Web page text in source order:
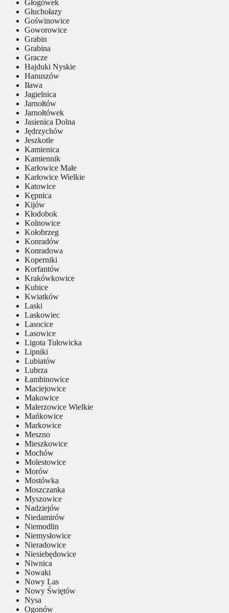
Głogówek
Głuchołazy
Goświnowice
Goworowice
Grabin
Grabina
Gracze
Hajduki Nyskie
Hanuszów
Iława
Jagielnica
Jarnołtów
Jarnołtówek
Jasienica Dolna
Jędrzychów
Jeszkotle
Kamienica
Kamiennik
Karłowice Małe
Karłowice Wielkie
Katowice
Kępnica
Kijów
Kłodobok
Kolnowice
Kołobrzeg
Konradów
Konradowa
Koperniki
Korfantów
Krakówkowice
Kubice
Kwiatków
Laski
Laskowiec
Lasocice
Lasowice
Ligota Tułowicka
Lipniki
Lubiatów
Lubrza
Łambinowice
Maciejowice
Makowice
Malerzowice Wielkie
Mańkowice
Markowice
Meszno
Mieszkowice
Mochów
Molestowice
Morów
Mostówka
Moszczanka
Myszowice
Nadziejów
Niedamirów
Niemodlin
Niemysłowice
Nieradowice
Niesiebędowice
Niwnica
Nowaki
Nowy Las
Nowy Świętów
Nysa
Ogonów